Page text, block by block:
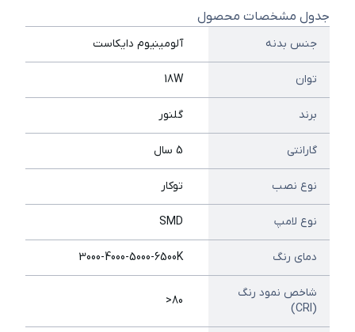
جدول مشخصات محصول
جنس بدنه آلومینیوم دایکاست
توان 18W
برند گلنور
گارانتی 5 سال
نوع نصب توکار
نوع لامپ SMD
دمای رنگ 3000-4000-5000-6500K
شاخص نمود رنگ
(CRI)
80<